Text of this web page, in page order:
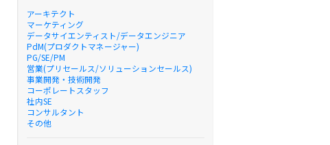
アーキテクト
マーケティング
データサイエンティスト/データエンジニア
PdM(プロダクトマネージャー)
PG/SE/PM
営業(プリセールス/ソリューションセールス)
事業開発・技術開発
コーポレートスタッフ
社内SE
コンサルタント
その他